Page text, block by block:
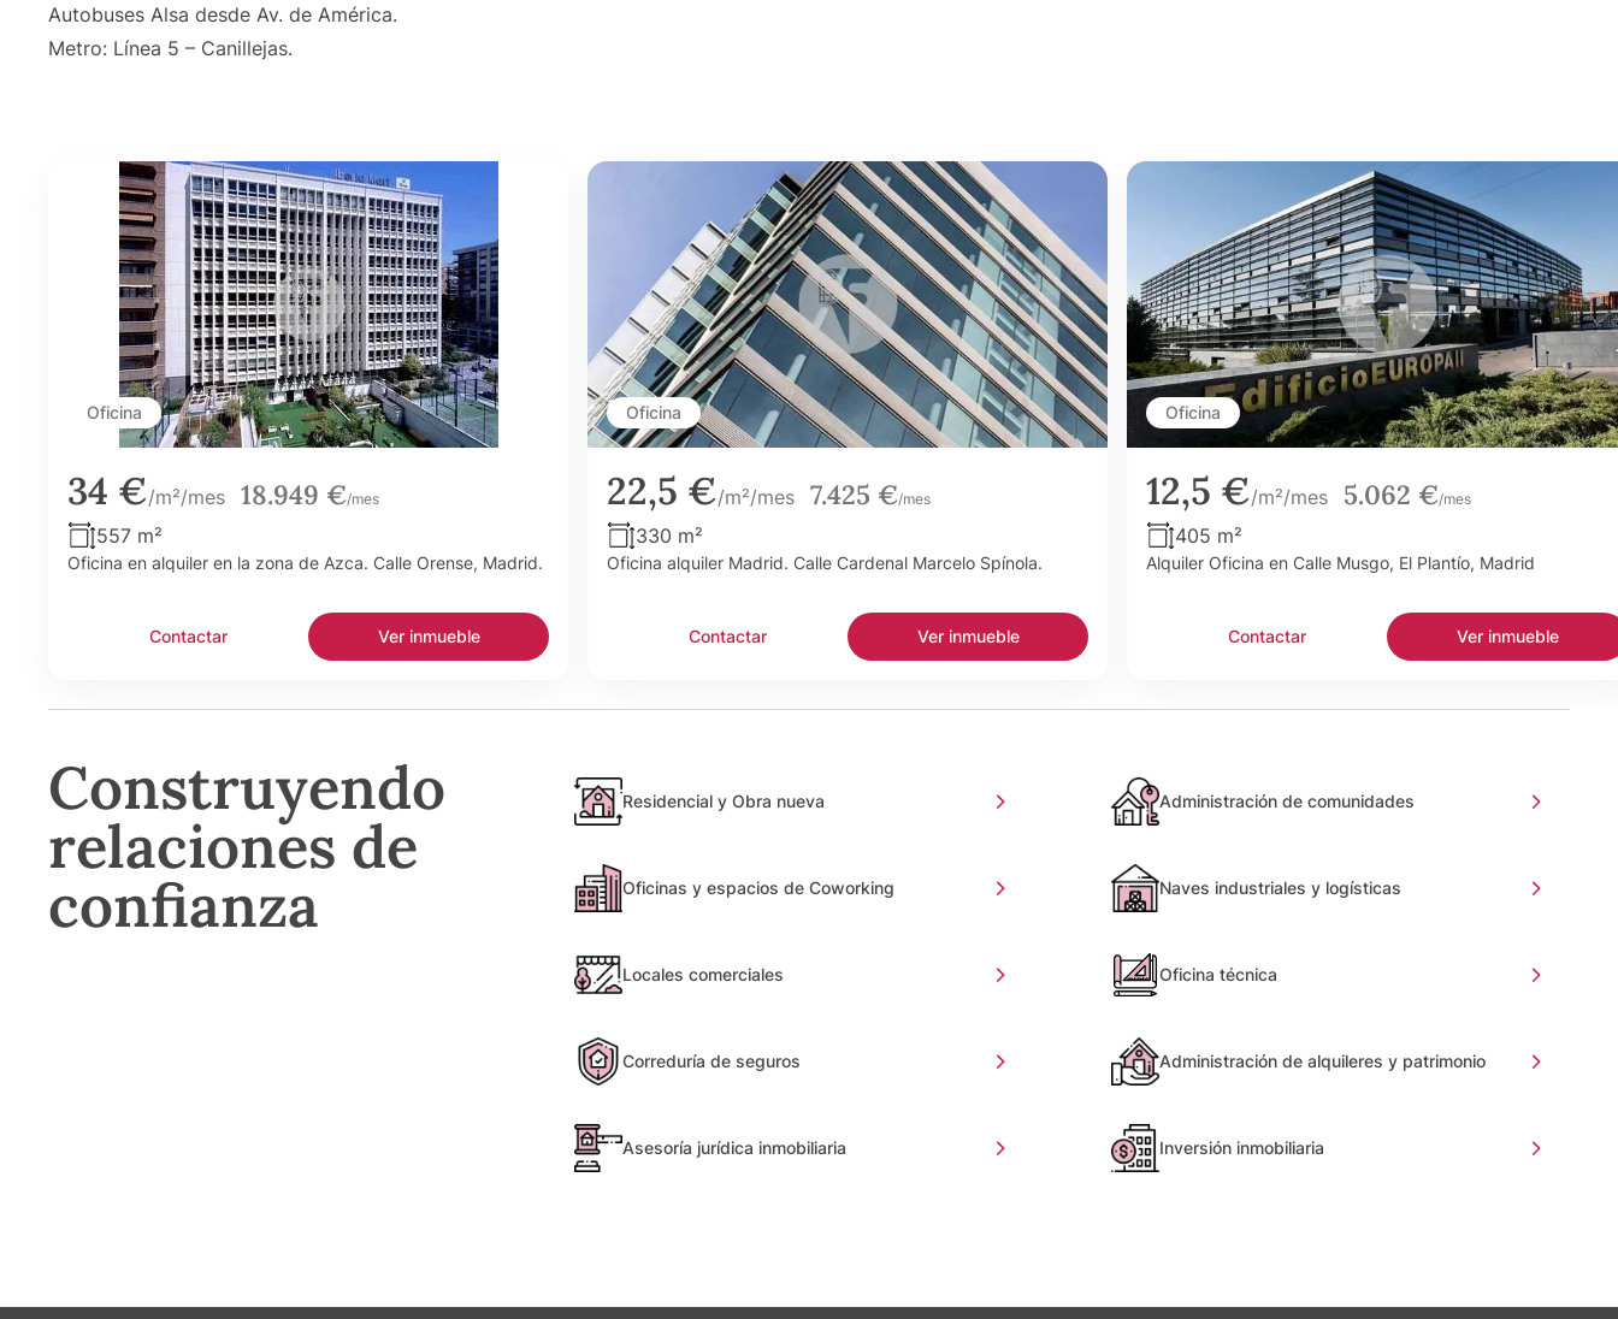
Autobuses Alsa desde Av. de América.
Metro: Línea 5 – Canillejas.
Oficina
34 €/m²/mes 18.949 €/mes
557 m²
Oficina en alquiler en la zona de Azca. Calle Orense, Madrid.
Contactar Ver inmueble
Oficina
22,5 €/m²/mes 7.425 €/mes
330 m²
Oficina alquiler Madrid. Calle Cardenal Marcelo Spínola.
Contactar Ver inmueble
Oficina
12,5 €/m²/mes 5.062 €/mes
405 m²
Alquiler Oficina en Calle Musgo, El Plantío, Madrid
Contactar Ver inmueble
Construyendo
relaciones de
confianza
Residencial y Obra nueva Administración de comunidades
Oficinas y espacios de Coworking Naves industriales y logísticas
Locales comerciales Oficina técnica
Correduría de seguros Administración de alquileres y patrimonio
Asesoría jurídica inmobiliaria Inversión inmobiliaria